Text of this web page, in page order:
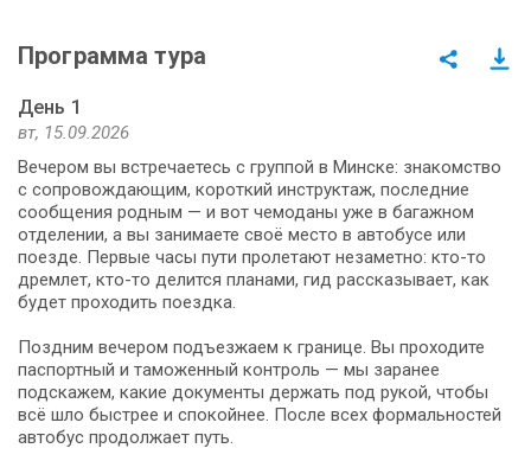
Программа тура
День 1
вт, 15.09.2026
Вечером вы встречаетесь с группой в Минске: знакомство
с сопровождающим, короткий инструктаж, последние
сообщения родным — и вот чемоданы уже в багажном
отделении, а вы занимаете своё место в автобусе или
поезде. Первые часы пути пролетают незаметно: кто-то
дремлет, кто-то делится планами, гид рассказывает, как
будет проходить поездка.
Поздним вечером подъезжаем к границе. Вы проходите
паспортный и таможенный контроль — мы заранее
подскажем, какие документы держать под рукой, чтобы
всё шло быстрее и спокойнее. После всех формальностей
автобус продолжает путь.